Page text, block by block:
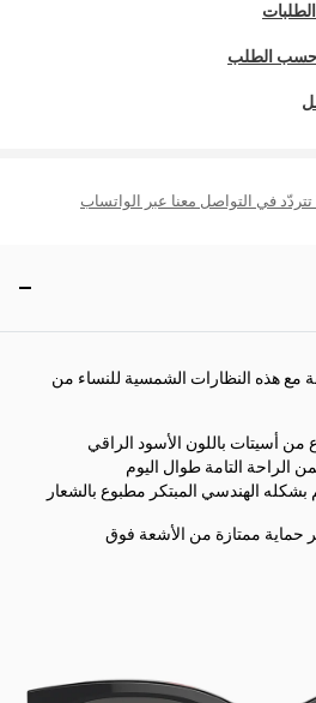
حسب الطلب
تتردّد في التواصل معنا عبر الواتساب
مع هذه النظارات الشمسية للنساء من
أسيتات باللون الأسود الراقي
التامة طوال اليوم
بشكله الهندسي المبتكر مطبوع بالشعار
حماية ممتازة من الأشعة فوق